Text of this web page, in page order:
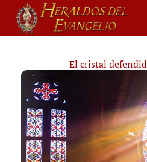
El cristal